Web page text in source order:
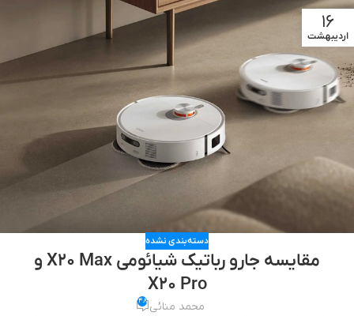
16
اردیبهشت
دسته‌بندی نشده
مقایسه جارو رباتیک شیائومی X20 Max و
X20 Pro
محمد منائی 48